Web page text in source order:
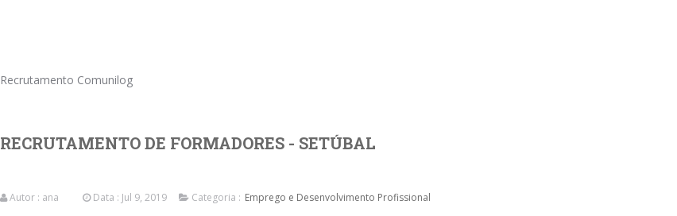
Recrutamento Comunilog
RECRUTAMENTO DE FORMADORES - SETÚBAL
Autor : ana Data : Jul 9, 2019 Categoria : Emprego e Desenvolvimento Profissional